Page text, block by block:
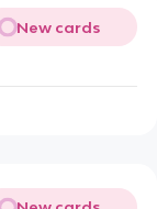
New cards